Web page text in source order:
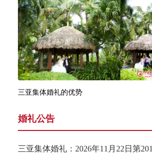
三亚集体婚礼的优势
婚礼公告
三亚集体婚礼：2026年11月22日第201